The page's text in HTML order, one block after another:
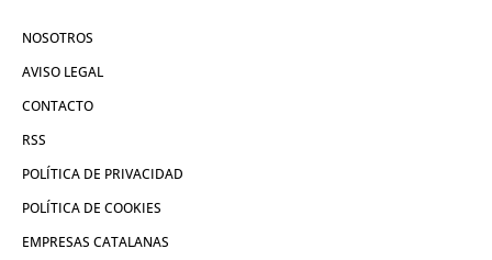
NOSOTROS
AVISO LEGAL
CONTACTO
RSS
POLÍTICA DE PRIVACIDAD
POLÍTICA DE COOKIES
EMPRESAS CATALANAS